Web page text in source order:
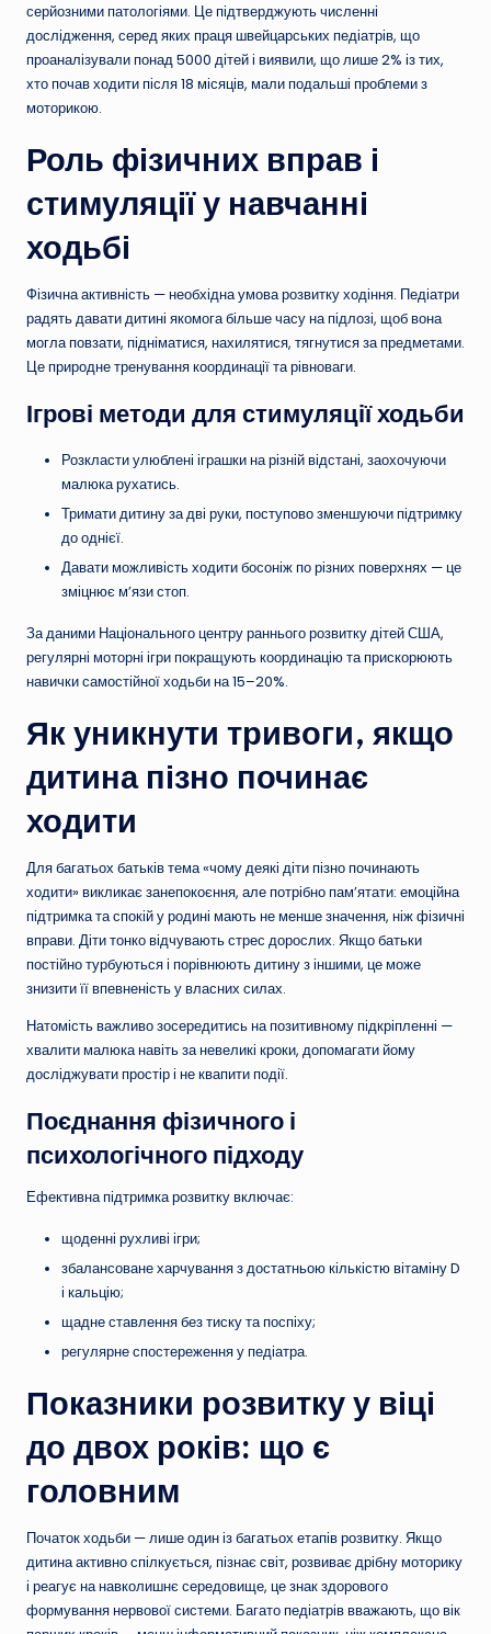
серйозними патологіями. Це підтверджують численні
дослідження, серед яких праця швейцарських педіатрів, що
проаналізували понад 5000 дітей і виявили, що лише 2% із тих,
хто почав ходити після 18 місяців, мали подальші проблеми з
моторикою.
Роль фізичних вправ і
стимуляції у навчанні
ходьбі
Фізична активність — необхідна умова розвитку ходіння. Педіатри
радять давати дитині якомога більше часу на підлозі, щоб вона
могла повзати, підніматися, нахилятися, тягнутися за предметами.
Це природне тренування координації та рівноваги.
Ігрові методи для стимуляції ходьби
Розкласти улюблені іграшки на різній відстані, заохочуючи
малюка рухатись.
Тримати дитину за дві руки, поступово зменшуючи підтримку
до однієї.
Давати можливість ходити босоніж по різних поверхнях — це
зміцнює м’язи стоп.
За даними Національного центру раннього розвитку дітей США,
регулярні моторні ігри покращують координацію та прискорюють
навички самостійної ходьби на 15–20%.
Як уникнути тривоги, якщо
дитина пізно починає
ходити
Для багатьох батьків тема «чому деякі діти пізно починають
ходити» викликає занепокоєння, але потрібно пам’ятати: емоційна
підтримка та спокій у родині мають не менше значення, ніж фізичні
вправи. Діти тонко відчувають стрес дорослих. Якщо батьки
постійно турбуються і порівнюють дитину з іншими, це може
знизити її впевненість у власних силах.
Натомість важливо зосередитись на позитивному підкріпленні —
хвалити малюка навіть за невеликі кроки, допомагати йому
досліджувати простір і не квапити події.
Поєднання фізичного і
психологічного підходу
Ефективна підтримка розвитку включає:
щоденні рухливі ігри;
збалансоване харчування з достатньою кількістю вітаміну D
і кальцію;
щадне ставлення без тиску та поспіху;
регулярне спостереження у педіатра.
Показники розвитку у віці
до двох років: що є
головним
Початок ходьби — лише один із багатьох етапів розвитку. Якщо
дитина активно спілкується, пізнає світ, розвиває дрібну моторику
і реагує на навколишнє середовище, це знак здорового
формування нервової системи. Багато педіатрів вважають, що вік